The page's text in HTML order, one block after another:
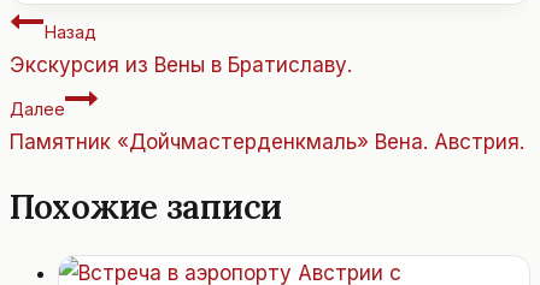
Навигация
по
записям
Назад
Экскурсия из Вены в Братиславу.
Далее
Памятник «Дойчмастерденкмаль» Вена. Австрия.
Похожие записи